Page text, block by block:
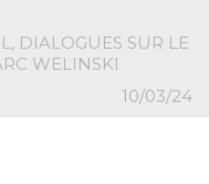
DIALOGUES SUR LE
WELINSKI
10/03/24